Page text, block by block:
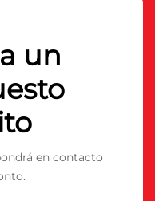
un
en contacto